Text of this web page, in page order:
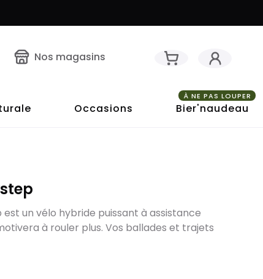
Nos magasins
Occasions Bier'naudeau
À NE PAS LOUPER
est un vélo hybride puissant à assistance
à rouler plus. Vos ballades et trajets